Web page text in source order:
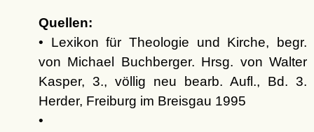
Quellen:
• Lexikon für Theologie und Kirche, begr.
von Michael Buchberger. Hrsg. von Walter
Kasper, 3., völlig neu bearb. Aufl., Bd. 3.
Herder, Freiburg im Breisgau 1995
•